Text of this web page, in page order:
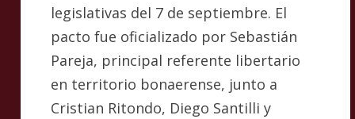
legislativas del 7 de septiembre. El
pacto fue oficializado por Sebastián
Pareja, principal referente libertario
en territorio bonaerense, junto a
Cristian Ritondo, Diego Santilli y